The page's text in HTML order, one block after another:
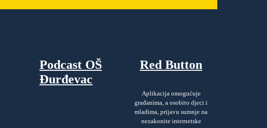
Podcast OŠ
Đurđevac
Red Button
Aplikacija omogućuje
građanima, a osobito djeci i
mladima, prijavu sumnje na
nezakonite internetske